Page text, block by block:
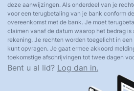
deze aanwijzingen. Als onderdeel van je
voor een terugbetaling van je bank conform
overeenkomst met de bank. Je moet
claimen vanaf de datum waarop het bedrag
rekening. Je rechten worden toegelicht in
kunt opvragen. Je gaat ermee akkoord
toekomstige afschrijvingen tot twee dagen
Bent u al lid? Log dan in.